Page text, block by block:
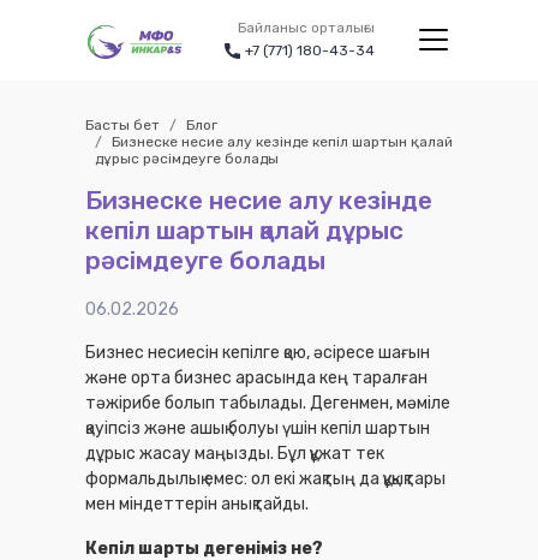
Байланыс орталығы
+7 (771) 180-43-34
Басты бет
Блог
Бизнеске несие алу кезінде кепіл шартын қалай
дұрыс рәсімдеуге болады
Бизнеске несие алу кезінде
кепіл шартын қалай дұрыс
рәсімдеуге болады
06.02.2026
Бизнес несиесін кепілге қою, әсіресе шағын
және орта бизнес арасында кең таралған
тәжірибе болып табылады. Дегенмен, мәміле
қауіпсіз және ашық болуы үшін кепіл шартын
дұрыс жасау маңызды. Бұл құжат тек
формальдылық емес: ол екі жақтың да құқықтары
мен міндеттерін анықтайды.
Кепіл шарты дегеніміз не?